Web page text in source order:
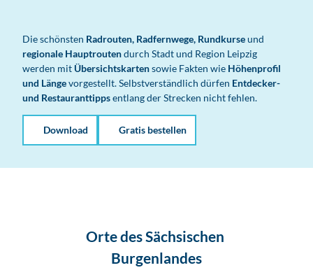
Die schönsten Radrouten, Radfernwege, Rundkurseund
regionale Hauptroutendurch Stadt und Region Leipzig
werden mit Übersichtskartensowie Fakten wie Höhenprofil
und Längevorgestellt. Selbstverständlich dürfen Entdecker-
und Restauranttippsentlang der Strecken nicht fehlen.
Download Gratis bestellen
Orte des Sächsischen
Burgenlandes